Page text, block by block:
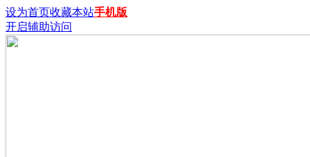
设为首页收藏本站手机版
开启辅助访问